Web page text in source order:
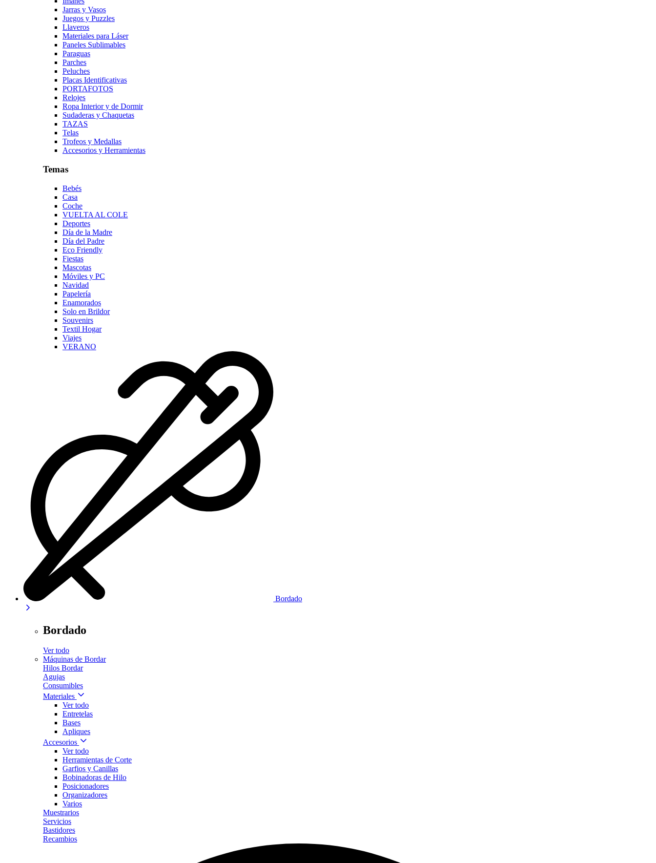
Jarras y Vasos
Juegos y Puzzles
Llaveros
Materiales para Láser
Paneles Sublimables
Paraguas
Parches
Peluches
Placas Identificativas
PORTAFOTOS
Relojes
Ropa Interior y de Dormir
Sudaderas y Chaquetas
TAZAS
Telas
Trofeos y Medallas
Accesorios y Herramientas
Temas
Bebés
Casa
Coche
VUELTA AL COLE
Deportes
Día de la Madre
Día del Padre
Eco Friendly
Fiestas
Mascotas
Móviles y PC
Navidad
Papelería
Enamorados
Solo en Brildor
Souvenirs
Textil Hogar
Viajes
VERANO
Bordado
Bordado
Ver todo
Máquinas de Bordar
Hilos Bordar
Agujas
Consumibles
Materiales
Ver todo
Entretelas
Bases
Apliques
Accesorios
Ver todo
Herramientas de Corte
Garfios y Canillas
Bobinadoras de Hilo
Posicionadores
Organizadores
Varios
Muestrarios
Servicios
Bastidores
Recambios